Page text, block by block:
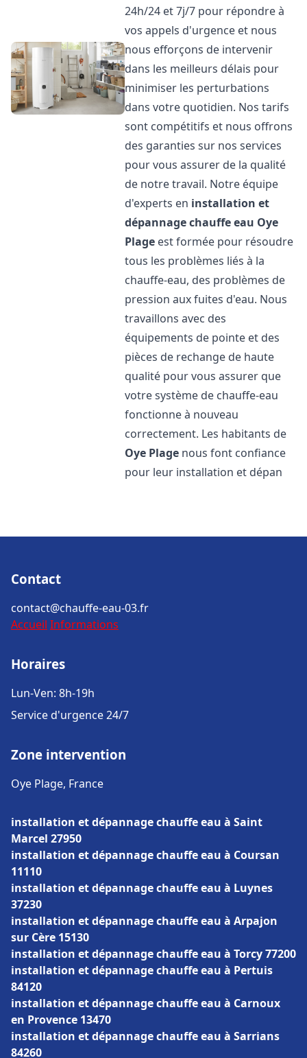
24h/24 et 7j/7 pour répondre à
vos appels d'urgence et nous
nous efforçons de intervenir
dans les meilleurs délais pour
minimiser les perturbations
dans votre quotidien. Nos tarifs
sont compétitifs et nous offrons
des garanties sur nos services
pour vous assurer de la qualité
de notre travail. Notre équipe
d'experts en installation et
dépannage chauffe eau Oye
Plage est formée pour résoudre
tous les problèmes liés à la
chauffe-eau, des problèmes de
pression aux fuites d'eau. Nous
travaillons avec des
équipements de pointe et des
pièces de rechange de haute
qualité pour vous assurer que
votre système de chauffe-eau
fonctionne à nouveau
correctement. Les habitants de
Oye Plage nous font confiance
pour leur installation et dépan
Contact
contact@chauffe-eau-03.fr
Accueil Informations
Horaires
Lun-Ven: 8h-19h
Service d'urgence 24/7
Zone intervention
Oye Plage, France
installation et dépannage chauffe eau à Saint
Marcel 27950
installation et dépannage chauffe eau à Coursan
11110
installation et dépannage chauffe eau à Luynes
37230
installation et dépannage chauffe eau à Arpajon
sur Cère 15130
installation et dépannage chauffe eau à Torcy 77200
installation et dépannage chauffe eau à Pertuis
84120
installation et dépannage chauffe eau à Carnoux
en Provence 13470
installation et dépannage chauffe eau à Sarrians
84260